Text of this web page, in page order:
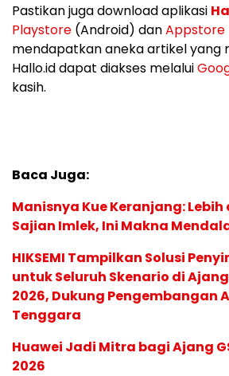
Pastikan juga download aplikasi
Playstore (Android) danAppstore
mendapatkan aneka artikel yang
Hallo.id dapat diakses melalui
kasih.
Baca Juga:
Manisnya Kue Keranjang:
Sajian Imlek, Ini Makna
HIKSEMI Tampilkan Solusi
untuk Seluruh Skenario di
2026, Dukung Pengembangan
Tenggara
Huawei Jadi Mitra bagi Ajang
2026